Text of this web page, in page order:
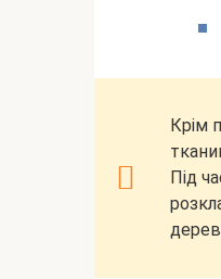
Крім
Під